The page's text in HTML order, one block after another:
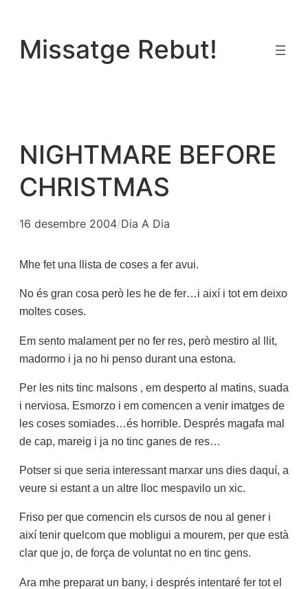
contingut
Missatge Rebut!
NIGHTMARE BEFORE
CHRISTMAS
16 desembre 2004/Dia A Dia
Mhe fet una llista de coses a fer avui.
No és gran cosa però les he de fer…i així i tot em deixo
moltes coses.
Em sento malament per no fer res, però mestiro al llit,
madormo i ja no hi penso durant una estona.
Per les nits tinc malsons , em desperto al matins, suada
i nerviosa. Esmorzo i em comencen a venir imatges de
les coses somiades…és horrible. Després magafa mal
de cap, mareig i ja no tinc ganes de res…
Potser si que seria interessant marxar uns dies daquí, a
veure si estant a un altre lloc mespavilo un xic.
Friso per que comencin els cursos de nou al gener i
així tenir quelcom que mobligui a mourem, per que està
clar que jo, de força de voluntat no en tinc gens.
Ara mhe preparat un bany, i després intentaré fer tot el